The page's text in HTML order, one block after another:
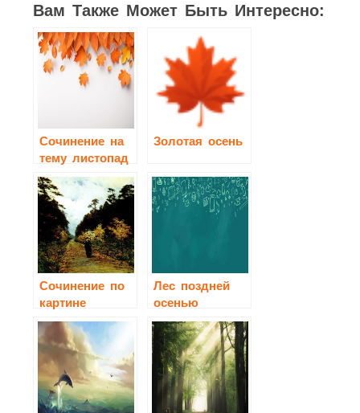
Вам Также Может Быть Интересно:
Сочинение на
тему листопад
Золотая осень
Сочинение по
картине
«Осенний день
Сокольники»
Исаака
Левитана
Лес поздней
осенью